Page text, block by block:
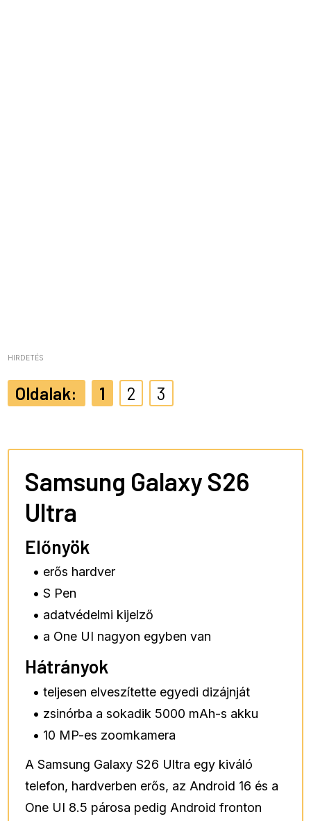
HIRDETÉS
1 2 3
Samsung Galaxy S26
Ultra
Előnyök
• erős hardver
• S Pen
• adatvédelmi kijelző
• a One UI nagyon egyben van
Hátrányok
• teljesen elveszítette egyedi dizájnját
• zsinórba a sokadik 5000 mAh-s akku
• 10 MP-es zoomkamera
A Samsung Galaxy S26 Ultra egy kiváló
telefon, hardverben erős, az Android 16 és a
One UI 8.5 párosa pedig Android fronton